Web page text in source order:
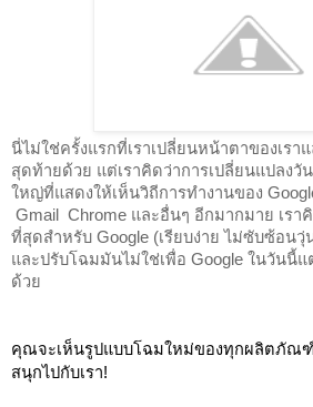
นี่ไม่ใช่ครั้งแรกที่เราเปลี่ยนหน้าตาของเรา
สุดท้ายด้วย แต่เราคิดว่าการเปลี่ยนแปลงวั
ใหญ่ที่แสดงให้เห็นวิถีการทำงานของ
Gmail  Chrome และอื่นๆ อีกมากมาย เรา
ที่สุดสำหรับ Google (เรียบง่าย ไม่ซับซ้อน
และปรับโฉมมันไม่ใช่เพื่อ Google ในวันนี้แ
ด้วย
คุณจะเห็นรูปแบบโฉมใหม่ของทุกผลิตภัณฑ์
สนุกไปกับเรา!